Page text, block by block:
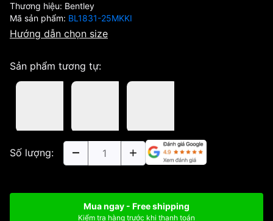
Thương hiệu: Bentley
Mã sản phẩm: BL1831-25MKKI
Hướng dẫn chọn size
Sản phẩm tương tự:
Số lượng:
Mua ngay - Free shipping
Kiểm tra hàng trước khi thanh toán